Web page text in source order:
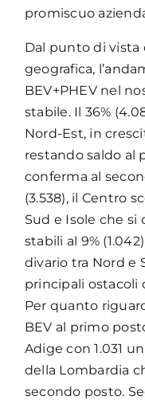
promiscuo
Dal punto di vista
geografica,
BEV+PHEV nel
stabile. Il 36%
Nord-Est, in
restando saldo al
conferma al
(3.538), il Centro
Sud e Isole che si
stabili al 9%
divario tra Nord e
principali ostacoli
Per quanto
BEV al primo
Adige con 1.031
della Lombardia
secondo posto.